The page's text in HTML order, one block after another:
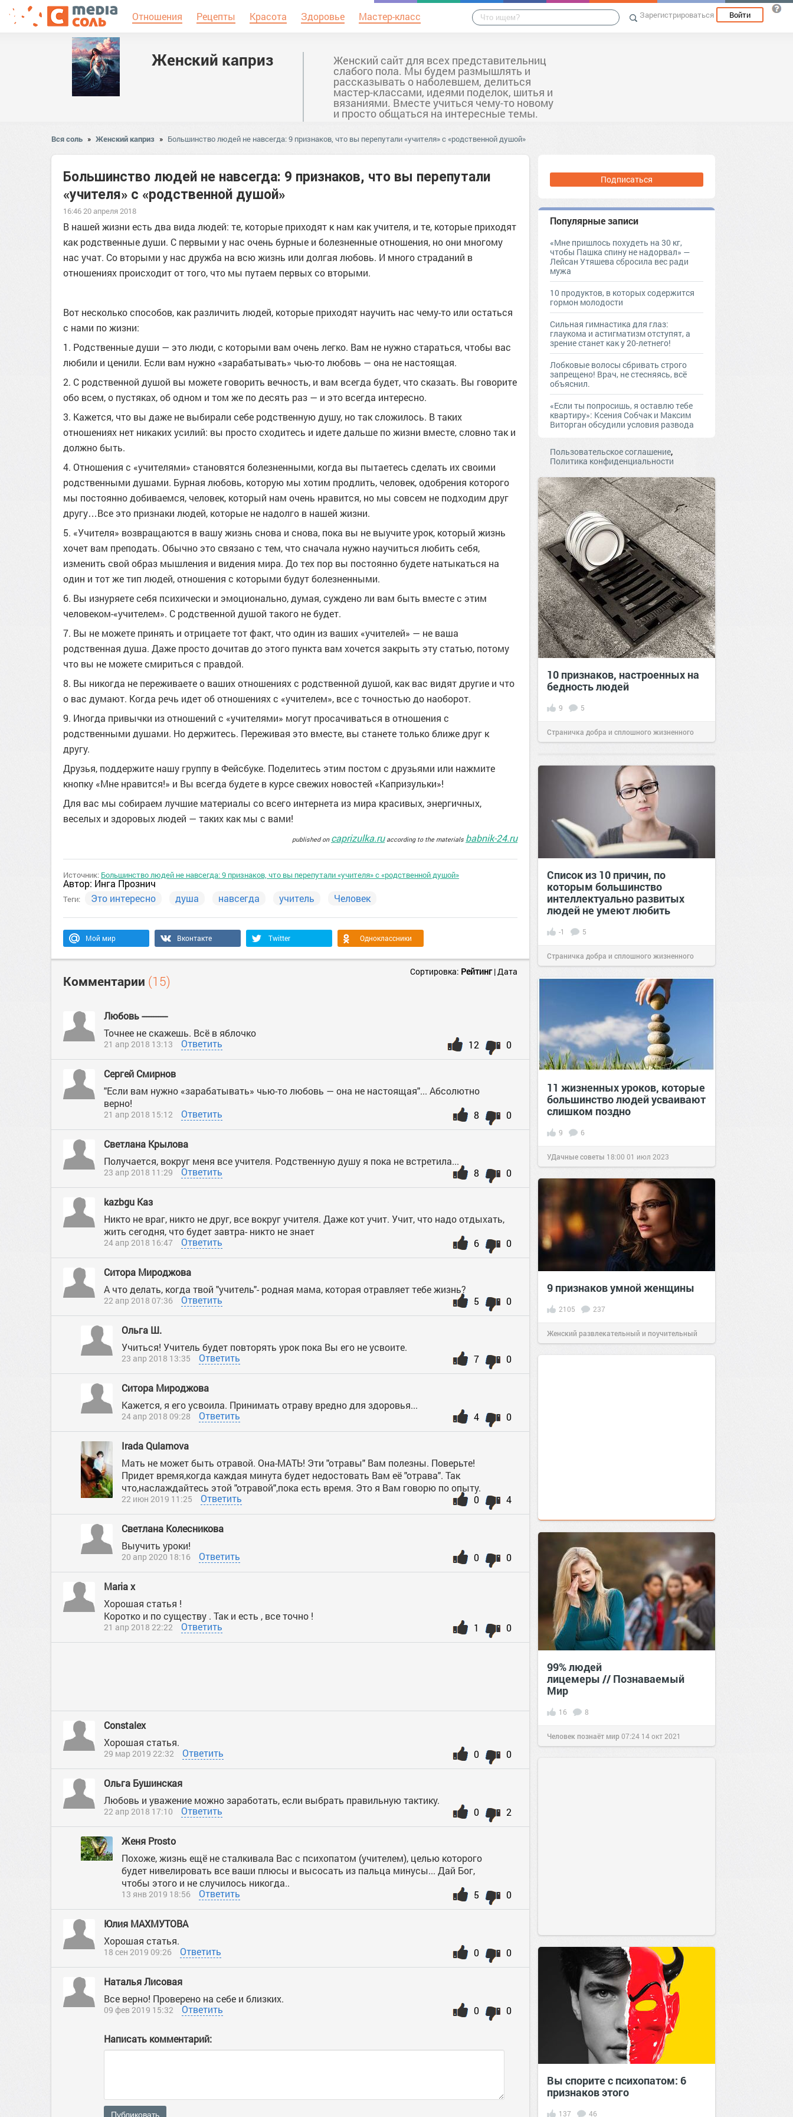
Отношения Рецепты Красота Здоровье Мастер-класс Зарегистрироваться Войти
Женский каприз Женский сайт для всех представительниц
слабого пола. Мы будем размышлять и
рассказывать о наболевшем, делиться
мастер-классами, идеями поделок, шитья и
вязаниями. Вместе учиться чему-то новому
и просто общаться на интересные темы.
Вся соль » Женский каприз » Большинство людей не навсегда: 9 признаков, что вы перепутали «учителя» с «родственной душой»
Большинство людей не навсегда: 9 признаков, что вы перепутали
«учителя» с «родственной душой»
16:46 20 апреля 2018
В нашей жизни есть два вида людей: те, которые приходят к нам как учителя, и те, которые приходят
как родственные души. С первыми у нас очень бурные и болезненные отношения, но они многому
нас учат. Со вторыми у нас дружба на всю жизнь или долгая любовь. И много страданий в
отношениях происходит от того, что мы путаем первых со вторыми.
Вот несколько способов, как различить людей, которые приходят научить нас чему-то или остаться
с нами по жизни:
1. Родственные души — это люди, с которыми вам очень легко. Вам не нужно стараться, чтобы вас
любили и ценили. Если вам нужно «зарабатывать» чью-то любовь — она не настоящая.
2. С родственной душой вы можете говорить вечность, и вам всегда будет, что сказать. Вы говорите
обо всем, о пустяках, об одном и том же по десять раз — и это всегда интересно.
3. Кажется, что вы даже не выбирали себе родственную душу, но так сложилось. В таких
отношениях нет никаких усилий: вы просто сходитесь и идете дальше по жизни вместе, словно так и
должно быть.
4. Отношения с «учителями» становятся болезненными, когда вы пытаетесь сделать их своими
родственными душами. Бурная любовь, которую мы хотим продлить, человек, одобрения которого
мы постоянно добиваемся, человек, который нам очень нравится, но мы совсем не подходим друг
другу…Все это признаки людей, которые не надолго в нашей жизни.
5. «Учителя» возвращаются в вашу жизнь снова и снова, пока вы не выучите урок, который жизнь
хочет вам преподать. Обычно это связано с тем, что сначала нужно научиться любить себя,
изменить свой образ мышления и видения мира. До тех пор вы постоянно будете натыкаться на
один и тот же тип людей, отношения с которыми будут болезненными.
6. Вы изнуряете себя психически и эмоционально, думая, суждено ли вам быть вместе с этим
человеком-«учителем». С родственной душой такого не будет.
7. Вы не можете принять и отрицаете тот факт, что один из ваших «учителей» — не ваша
родственная душа. Даже просто дочитав до этого пункта вам хочется закрыть эту статью, потому
что вы не можете смириться с правдой.
8. Вы никогда не переживаете о ваших отношениях с родственной душой, как вас видят другие и что
о вас думают. Когда речь идет об отношениях с «учителем», все с точностью до наоборот.
9. Иногда привычки из отношений с «учителями» могут просачиваться в отношения с
родственными душами. Но держитесь. Переживая это вместе, вы станете только ближе друг к
другу.
Друзья, поддержите нашу группу в Фейсбуке. Поделитесь этим постом с друзьями или нажмите
кнопку «Мне нравится!» и Вы всегда будете в курсе свежих новостей «Капризульки»!
Для вас мы собираем лучшие материалы со всего интернета из мира красивых, энергичных,
веселых и здоровых людей — таких как мы с вами!
published on caprizulka.ruaccording to the materials babnik-24.ru
Источник: Большинство людей не навсегда: 9 признаков, что вы перепутали «учителя» с «родственной душой»
Автор: Инга Прознич
Теги: Это интересно душа навсегда учитель Человек
Мой мир Вконтакте Twitter Одноклассники
Комментарии (15)
Сортировка: Рейтинг|Дата
Любовь -----------
Точнее не скажешь. Всё в яблочко
21 апр 2018 13:13 Ответить 0
12
Сергей Смирнов
"Если вам нужно «зарабатывать» чью-то любовь — она не настоящая"... Абсолютно
верно!
21 апр 2018 15:12 Ответить 0
8
Светлана Крылова
Получается, вокруг меня все учителя. Родственную душу я пока не встретила...
23 апр 2018 11:29 Ответить 0
8
kazbgu Kaз
Никто не враг, никто не друг, все вокруг учителя. Даже кот учит. Учит, что надо отдыхать,
жить сегодня, что будет завтра- никто не знает
24 апр 2018 16:47 Ответить 0
6
Ситора Мироджова
А что делать, когда твой "учитель"- родная мама, которая отравляет тебе жизнь?
22 апр 2018 07:36 Ответить 0
5
Ольга Ш.
Учиться! Учитель будет повторять урок пока Вы его не усвоите.
23 апр 2018 13:35 Ответить 0
7
Ситора Мироджова
Кажется, я его усвоила. Принимать отраву вредно для здоровья...
24 апр 2018 09:28 Ответить 0
4
Irada Qulamova
Мать не может быть отравой. Она-МАТЬ! Эти "отравы" Вам полезны. Поверьте!
Придет время,когда каждая минута будет недостовать Вам её "отрава". Так
что,наслаждайтесь этой "отравой",пока есть время. Это я Вам говорю по опыту.
22 июн 2019 11:25 Ответить 4
0
Светлана Колесникова
Выучить уроки!
20 апр 2020 18:16 Ответить 0
0
Maria x
Хорошая статья !
Коротко и по существу . Так и есть , все точно !
21 апр 2018 22:22 Ответить 0
1
Constalex
Хорошая статья.
29 мар 2019 22:32 Ответить 0
0
Ольга Бушинская
Любовь и уважение можно заработать, если выбрать правильную тактику.
22 апр 2018 17:10 Ответить 2
0
Женя Prosto
Похоже, жизнь ещё не сталкивала Вас с психопатом (учителем), целью которого
будет нивелировать все ваши плюсы и высосать из пальца минусы... Дай Бог,
чтобы этого и не случилось никогда..
13 янв 2019 18:56 Ответить 0
5
Юлия МАХМУТОВА
Хорошая статья.
18 сен 2019 09:26 Ответить 0
0
Наталья Лисовая
Все верно! Проверено на себе и близких.
09 фев 2019 15:32 Ответить 0
0
Написать комментарий:
Публиковать
Подписаться
Популярные записи
«Мне пришлось похудеть на 30 кг,
чтобы Пашка спину не надорвал» —
Лейсан Утяшева сбросила вес ради
мужа
10 продуктов, в которых содержится
гормон молодости
Сильная гимнастика для глаз:
глаукома и астигматизм отступят, а
зрение станет как у 20-летнего!
Лобковые волосы сбривать строго
запрещено! Врач, не стесняясь, всё
объяснил.
«Если ты попросишь, я оставлю тебе
квартиру»: Ксения Собчак и Максим
Виторган обсудили условия развода
Пользовательское соглашение,
Политика конфиденциальности
10 признаков, настроенных на
бедность людей
9 5
Страничка добра и сплошного жизненного
Список из 10 причин, по
которым большинство
интеллектуально развитых
людей не умеют любить
-1 5
Страничка добра и сплошного жизненного
позитива!18:4307 мар 2024
11 жизненных уроков, которые
большинство людей усваивают
слишком поздно
9 6
УДачные советы 18:00 01 июл 2023
9 признаков умной женщины
2105 237
Женский развлекательный и поучительный
сайт. 18:1202 июн 2020
99% людей
лицемеры // Познаваемый
Мир
16 8
Человек познаёт мир07:24 14 окт 2021
Вы спорите с психопатом: 6
признаков этого
137 46